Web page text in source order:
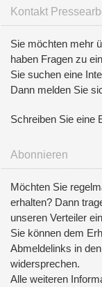
Kontakt
Sie möchten mehr
haben Fragen zu
Sie suchen eine
Dann melden Sie
Schreiben Sie eine
Abonnieren
Möchten Sie
erhalten? Dann
unseren Verteiler
Sie können dem
Abmeldelinks in
widersprechen.
Alle weiteren